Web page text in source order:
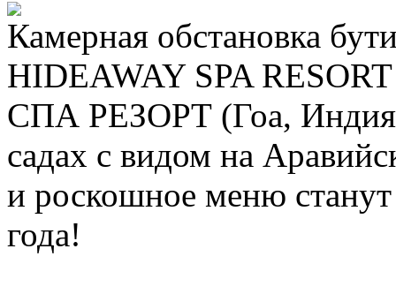
Камерная обстановка
HIDEAWAY SPA
СПА РЕЗОРТ (Гоа,
садах с видом на
и роскошное меню
года!